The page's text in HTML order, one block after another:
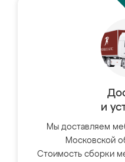
и
Мы доставляем
Московской
Стоимость сборки